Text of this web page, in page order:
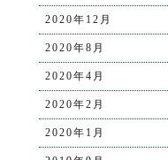
2020年12月
2020年8月
2020年4月
2020年2月
2020年1月